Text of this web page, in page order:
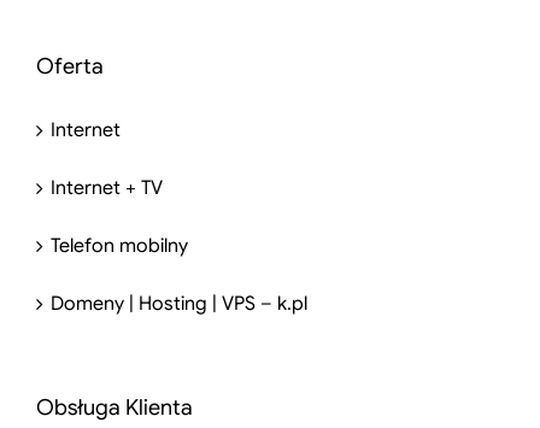
Oferta
Internet
Internet + TV
Telefon mobilny
Domeny | Hosting | VPS – k.pl
Obsługa Klienta